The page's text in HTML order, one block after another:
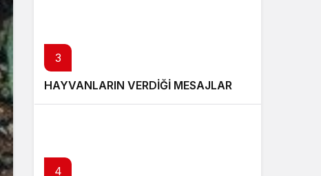
3
HAYVANLARIN VERDİĞİ MESAJLAR
4